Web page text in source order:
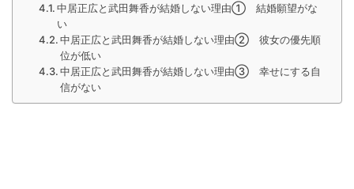
中居正広と武田舞香が結婚しない理由① 結婚願望がな
い
中居正広と武田舞香が結婚しない理由② 彼女の優先順
位が低い
中居正広と武田舞香が結婚しない理由③ 幸せにする自
信がない